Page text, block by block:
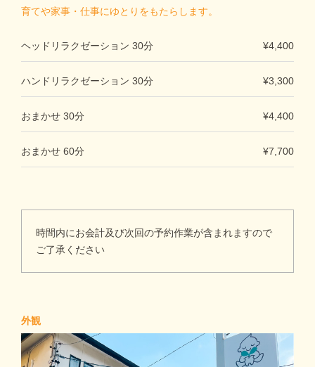
育てや家事・仕事にゆとりをもたらします。
ヘッドリラクゼーション 30分 ¥4,400
ハンドリラクゼーション 30分 ¥3,300
おまかせ 30分 ¥4,400
おまかせ 60分 ¥7,700
時間内にお会計及び次回の予約作業が含まれますので
ご了承ください
外観